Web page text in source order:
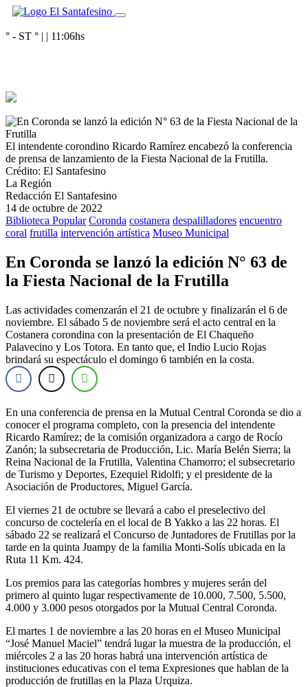
° - ST ° | | 11:06hs
El intendente corondino Ricardo Ramírez encabezó la conferencia
de prensa de lanzamiento de la Fiesta Nacional de la Frutilla.
Crédito: El Santafesino
La Región
Redacción El Santafesino
14 de octubre de 2022
Biblioteca Popular Coronda costanera despalilladores encuentro
coral frutilla intervención artística Museo Municipal
En Coronda se lanzó la edición N° 63 de
la Fiesta Nacional de la Frutilla
Las actividades comenzarán el 21 de octubre y finalizarán el 6 de
noviembre. El sábado 5 de noviembre será el acto central en la
Costanera corondina con la presentación de El Chaqueño
Palavecino y Los Totora. En tanto que, el Indio Lucio Rojas
brindará su espectáculo el domingo 6 también en la costa.
En una conferencia de prensa en la Mutual Central Coronda se dio a
conocer el programa completo, con la presencia del intendente
Ricardo Ramírez; de la comisión organizadora a cargo de Rocío
Zanón; la subsecretaria de Producción, Lic. María Belén Sierra; la
Reina Nacional de la Frutilla, Valentina Chamorro; el subsecretario
de Turismo y Deportes, Ezequiel Ridolfi; y el presidente de la
Asociación de Productores, Miguel García.
El viernes 21 de octubre se llevará a cabo el preselectivo del
concurso de coctelería en el local de B Yakko a las 22 horas. El
sábado 22 se realizará el Concurso de Juntadores de Frutillas por la
tarde en la quinta Juampy de la familia Monti-Solís ubicada en la
Ruta 11 Km. 424.
Los premios para las categorías hombres y mujeres serán del
primero al quinto lugar respectivamente de 10.000, 7.500, 5.500,
4.000 y 3.000 pesos otorgados por la Mutual Central Coronda.
El martes 1 de noviembre a las 20 horas en el Museo Municipal
“José Manuel Maciel” tendrá lugar la muestra de la producción, el
miércoles 2 a las 20 horas habrá una intervención artística de
instituciones educativas con el tema Expresiones que hablan de la
producción de frutillas en la Plaza Urquiza.